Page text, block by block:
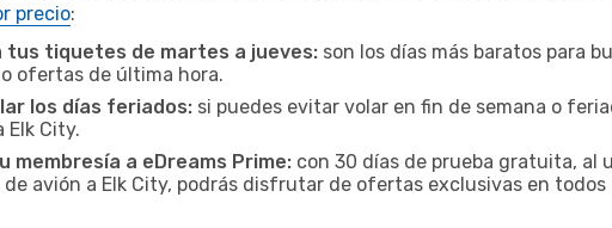
precio:
tus tiquetes de martes a jueves: son los días más baratos para
ofertas de última hora.
los días feriados: si puedes evitar volar en fin de semana o
Elk City.
membresía a eDreams Prime: con 30 días de prueba gratuita, al
avión a Elk City, podrás disfrutar de ofertas exclusivas en todos